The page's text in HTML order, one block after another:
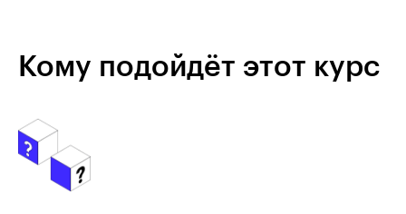
Кому подойдёт этот курс